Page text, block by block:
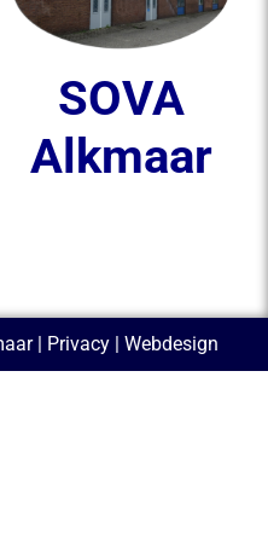
SOVA
Alkmaar
| Privacy| Webdesign